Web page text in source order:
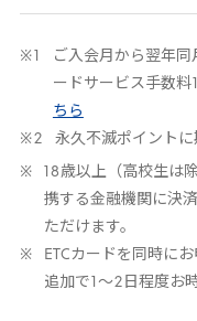
ご入会月から翌年
ードサービス手数料
ちら
永久不滅ポイントに
18 歳以上（高校生は
携する金融機関に決
ただけます。
ETCカードを同時に
追加で
～2 日程度お